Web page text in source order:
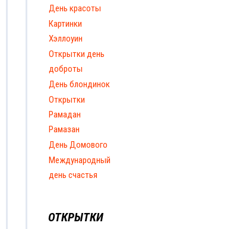
День красоты
Картинки
Хэллоуин
Открытки день
доброты
День блондинок
Открытки
Рамадан
Рамазан
День Домового
Международный
день счастья
ОТКРЫТКИ